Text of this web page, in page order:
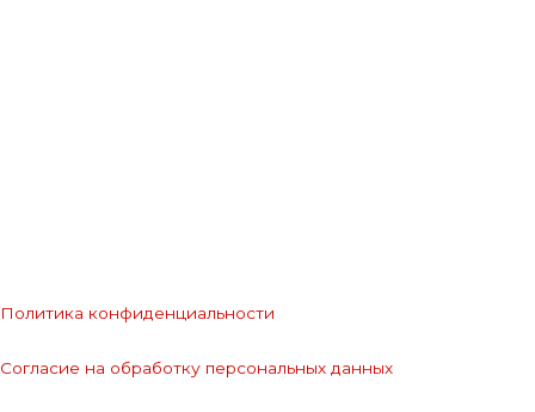
Политика конфиденциальности
Согласие на обработку персональных данных